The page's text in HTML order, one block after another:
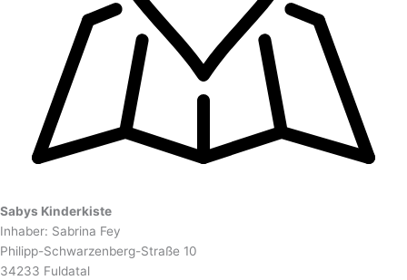
Sabys Kinderkiste
Inhaber: Sabrina Fey
Philipp-Schwarzenberg-Straße 10
34233 Fuldatal